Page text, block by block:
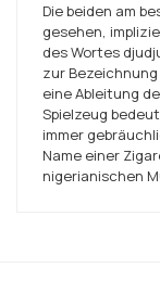
Die beiden am
gesehen,
des Wortes
zur
eine Ableitung
Spielzeug
immer
Name einer
nigerianischen